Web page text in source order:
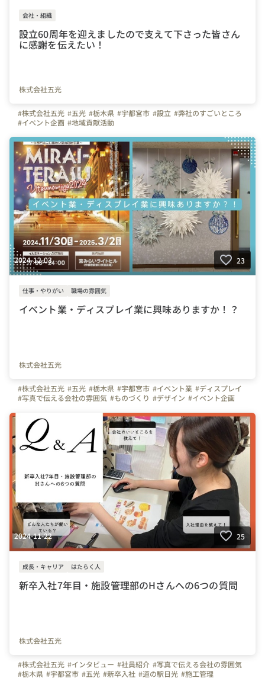
会社・組織
設立60周年を迎えましたので支えて下さった皆さん
に感謝を伝えたい！
株式会社五光
#株式会社五光 #五光 #栃木県 #宇都宮市 #設立 #弊社のすごいところ
#イベント企画 #地域貢献活動
2024-12-03 23
仕事・やりがい 職場の雰囲気
イベント業・ディスプレイ業に興味ありますか！？
株式会社五光
#株式会社五光 #五光 #栃木県 #宇都宮市 #イベント業 #ディスプレイ
#写真で伝える会社の雰囲気 #ものづくり #デザイン #イベント企画
#ライトキューブ宇都宮
#イルミネーション #クリスマス
2024-11-22 25
成長・キャリア はたらく人
新卒入社7年目・施設管理部のHさんへの6つの質問
株式会社五光
#株式会社五光 #インタビュー #社員紹介 #写真で伝える会社の雰囲気
#栃木県 #宇都宮市 #五光 #新卒入社 #道の駅日光 #施工管理